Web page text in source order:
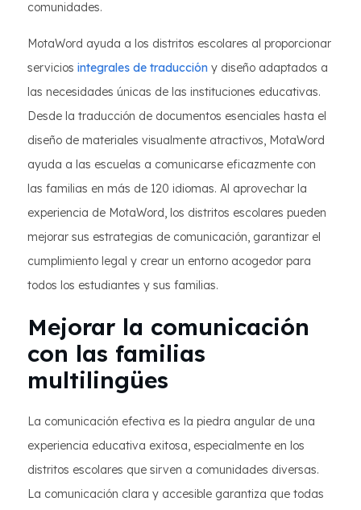
comunidades.
MotaWord ayuda a los distritos escolares al proporcionar
servicios integrales de traducción y diseño adaptados a
las necesidades únicas de las instituciones educativas.
Desde la traducción de documentos esenciales hasta el
diseño de materiales visualmente atractivos, MotaWord
ayuda a las escuelas a comunicarse eficazmente con
las familias en más de 120 idiomas. Al aprovechar la
experiencia de MotaWord, los distritos escolares pueden
mejorar sus estrategias de comunicación, garantizar el
cumplimiento legal y crear un entorno acogedor para
todos los estudiantes y sus familias.
Mejorar la comunicación
con las familias
multilingües
La comunicación efectiva es la piedra angular de una
experiencia educativa exitosa, especialmente en los
distritos escolares que sirven a comunidades diversas.
La comunicación clara y accesible garantiza que todas